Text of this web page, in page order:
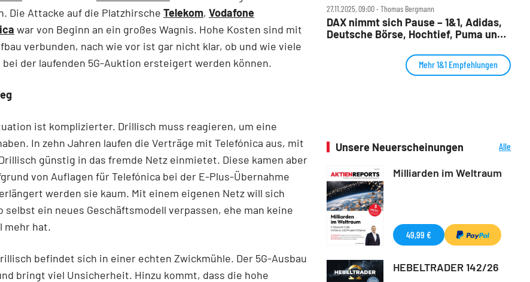
Die Attacke auf die Platzhirsche Telekom, Vodafone
war von Beginn an ein großes Wagnis. Hohe Kosten sind mit
verbunden, nach wie vor ist gar nicht klar, ob und wie viele
bei der laufenden 5G-Auktion ersteigert werden können.
ist komplizierter. Drillisch muss reagieren, um eine
In zehn Jahren laufen die Verträge mit Telefónica aus, mit
günstig in das fremde Netz einmietet. Diese kamen aber
von Auflagen für Telefónica bei der E-Plus-Übernahme
werden sie kaum. Mit einem eigenen Netz will sich
selbst ein neues Geschäftsmodell verpassen, ehe man keine
mehr hat.
befindet sich in einer echten Zwickmühle. Der 5G-Ausbau
bringt viel Unsicherheit. Hinzu kommt, dass die hohe
27.11.2025, 09:00 ‧ Thomas Bergmann
DAX nimmt sich Pause – 1&1, Adidas,
Deutsche Börse, Hochtief, Puma und
Mehr 1&1 Empfehlungen
Unsere Neuerscheinungen
Alle
Milliarden im Weltraum
49,99 €
HEBELTRADER 142/26